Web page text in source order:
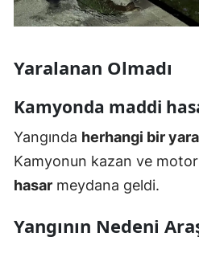
Yaralanan Olmadı
Kamyonda maddi
Yangında herhangi bir
Kamyonun kazan ve
hasar meydana geldi.
Yangının Nedeni